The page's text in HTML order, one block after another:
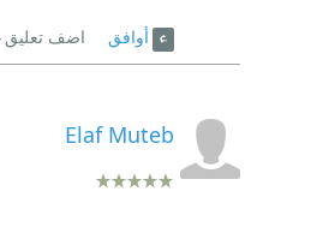
أوافق اضف تعليق
Elaf Muteb